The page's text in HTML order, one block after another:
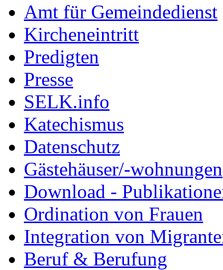
Amt für Gemeindedienst
Kircheneintritt
Predigten
Presse
SELK.info
Katechismus
Datenschutz
Gästehäuser/-wohnungen
Download -
Ordination von Frauen
Integration von
Beruf & Berufung